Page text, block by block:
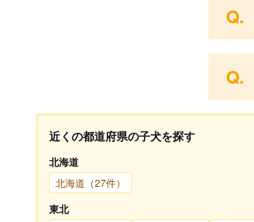
Q.
Q.
近くの都道府県の子犬を探す
北海道
北海道（27件）
東北